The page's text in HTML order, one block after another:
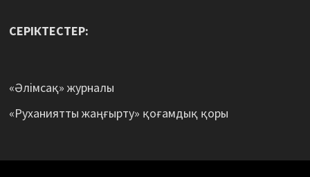
СЕРІКТЕСТЕР:
«Әлімсақ» журналы
«Руханиятты жаңғырту» қоғамдық қоры